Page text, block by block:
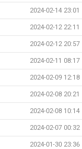
2024-02-14 23:01
2024-02-12 22:11
2024-02-12 20:57
2024-02-11 08:17
2024-02-09 12:18
2024-02-08 20:21
2024-02-08 10:14
2024-02-07 00:32
2024-01-30 23:36